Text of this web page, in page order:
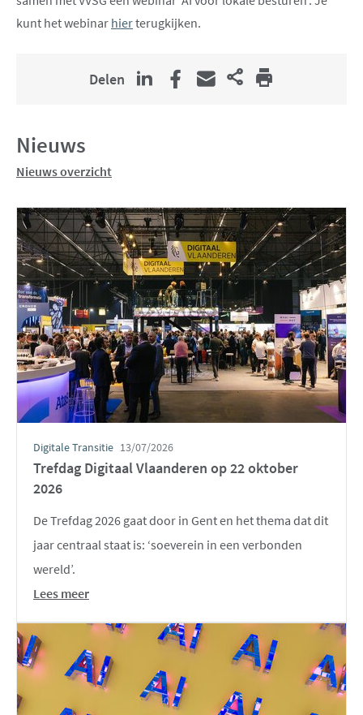
kunt het webinar hierterugkijken.
Delen
Nieuws
Nieuws overzicht
Trefdag Digitaal Vlaanderen op 22 oktober
2026
De Trefdag 2026 gaat door in Gent en het thema dat dit
jaar centraal staat is: ‘soeverein in een verbonden
wereld’.
Lees meer
Digitale Transitie 13/07/2026